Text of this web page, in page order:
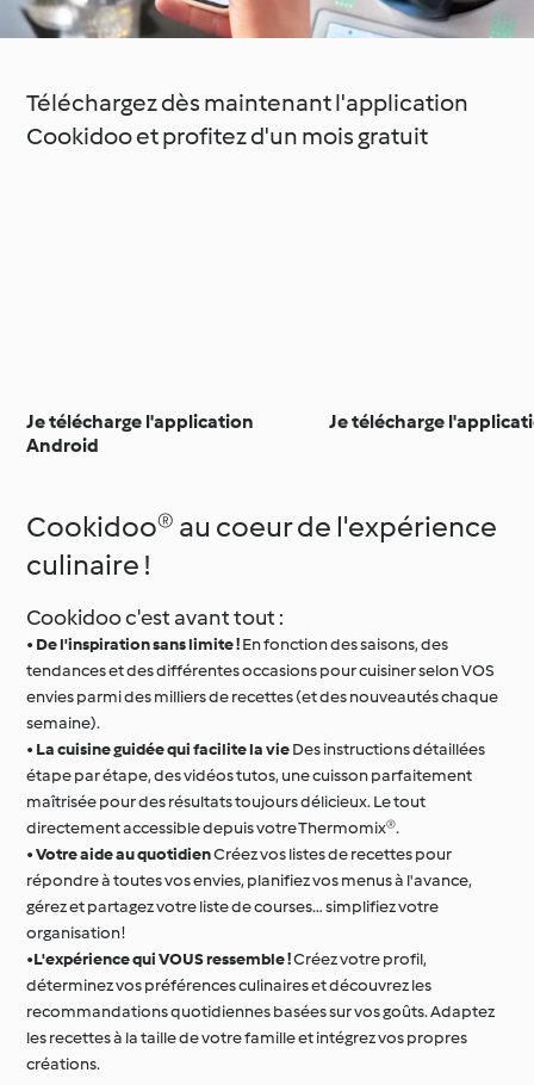
Téléchargez dès maintenant l'application
Cookidoo et profitez d'un mois gratuit
Je télécharge l'application
Android
Je télécharge
Cookidoo® au coeur de l'expérience
culinaire !
Cookidoo c'est avant tout :
• De l'inspiration sans limite !En fonction des saisons, des
tendances et des différentes occasions pour cuisiner selon VOS
envies parmi des milliers de recettes (et des nouveautés chaque
semaine).
• La cuisine guidée qui facilite la vieDes instructions détaillées
étape par étape, des vidéos tutos, une cuisson parfaitement
maîtrisée pour des résultats toujours délicieux. Le tout
directement accessible depuis votre Thermomix®.
•Votre aide au quotidienCréez vos listes de recettes pour
répondre à toutes vos envies, planifiez vos menus à l'avance,
gérez et partagez votre liste de courses… simplifiez votre
organisation !
•L'expérience qui VOUS ressemble !Créez votre profil,
déterminez vos préférences culinaires et découvrez les
recommandations quotidiennes basées sur vos goûts. Adaptez
les recettes à la taille de votre famille et intégrez vos propres
créations.